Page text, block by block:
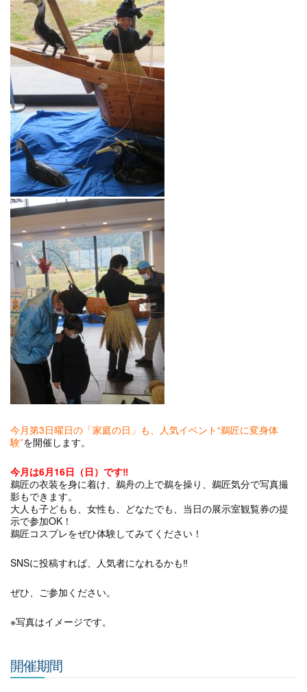
今月第3日曜日の「家庭の日」も、人気イベント“鵜匠に変身体
験”を開催します。
今月は6月16日（日）です‼
鵜匠の衣装を身に着け、鵜舟の上で鵜を操り、鵜匠気分で写真撮
影もできます。
大人も子どもも、女性も、どなたでも、当日の展示室観覧券の提
示で参加OK！
鵜匠コスプレをぜひ体験してみてください！
SNSに投稿すれば、人気者になれるかも‼
ぜひ、ご参加ください。
※写真はイメージです。
開催期間